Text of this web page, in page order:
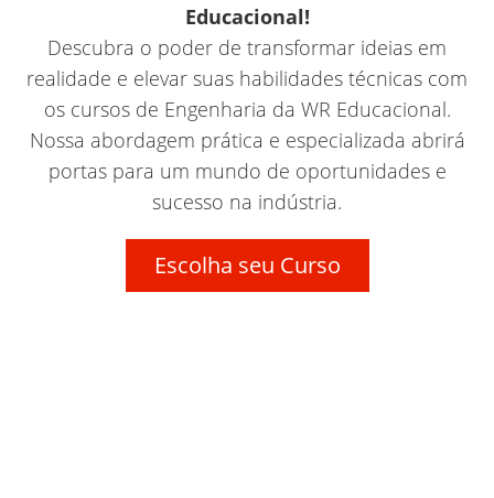
Educacional!
Descubra o poder de transformar ideias em
realidade e elevar suas habilidades técnicas com
os cursos de Engenharia da WR Educacional.
Nossa abordagem prática e especializada abrirá
portas para um mundo de oportunidades e
sucesso na indústria.
Escolha seu Curso